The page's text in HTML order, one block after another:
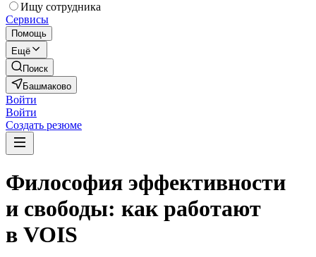
Ищу сотрудника
Сервисы
Помощь
Ещё
Поиск
Башмаково
Войти
Войти
Создать резюме
Философия эффективности
и свободы: как работают
в VOIS